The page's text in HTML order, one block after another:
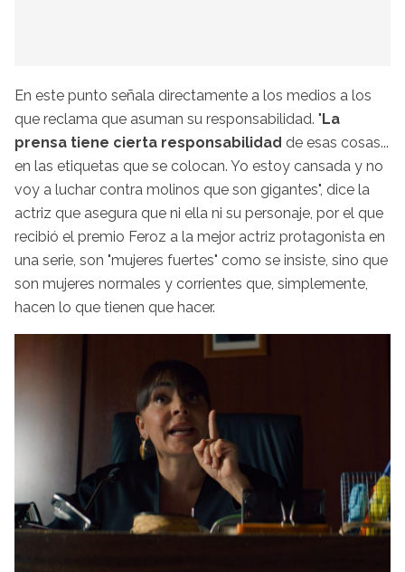
En este punto señala directamente a los medios a los
que reclama que asuman su responsabilidad. " La
prensa tiene cierta responsabilidad de esas cosas...
en las etiquetas que se colocan. Yo estoy cansada y no
voy a luchar contra molinos que son gigantes", dice la
actriz que asegura que ni ella ni su personaje, por el que
recibió el premio Feroz a la mejor actriz protagonista en
una serie, son "mujeres fuertes" como se insiste, sino que
son mujeres normales y corrientes que, simplemente,
hacen lo que tienen que hacer.